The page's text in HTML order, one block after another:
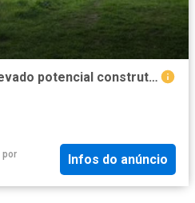
Terreno rústico com elevado potencial construtivo Casal de Bolinhos, Azeitão
por
Infos do anúncio